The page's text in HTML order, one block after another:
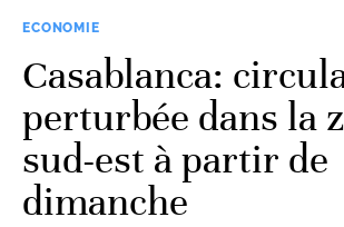
ECONOMIE
Casablanca:
perturbée dans la
sud-est à partir de
dimanche